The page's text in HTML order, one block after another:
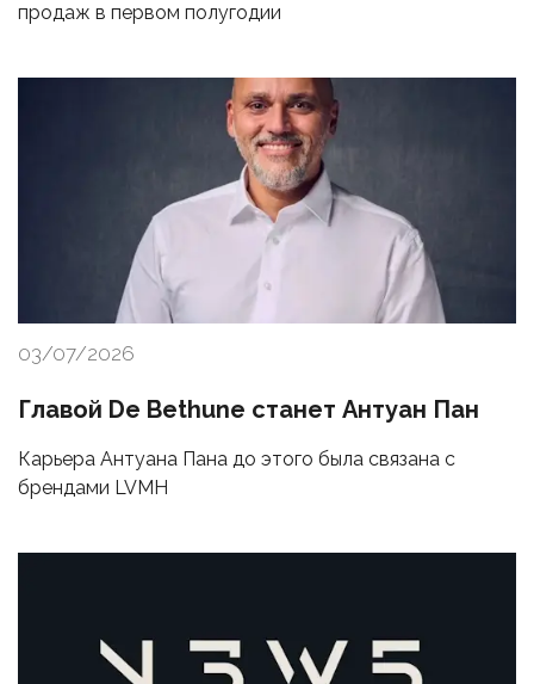
продаж в первом полугодии
03/07/2026
Главой De Bethune станет Антуан Пан
Карьера Антуана Пана до этого была связана с
брендами LVMH